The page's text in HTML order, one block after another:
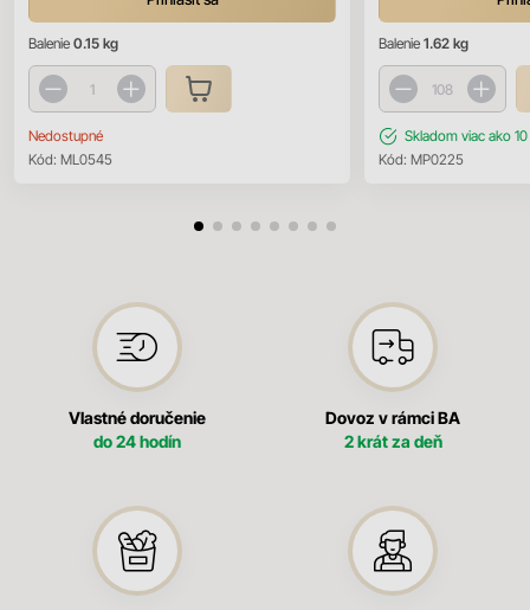
Balenie 0.15 kg
Nedostupné
Kód: ML0545
Balenie 1.62 kg
Skladom viac ako
Kód: MP0225
Vlastné doručenie
do 24 hodín
Dovoz v rámci BA
2 krát za deň